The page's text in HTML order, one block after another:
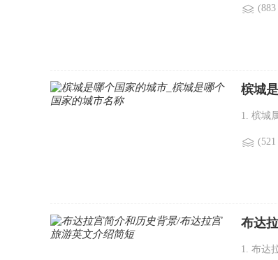
槟城
1. 槟城
布达
1. 布达